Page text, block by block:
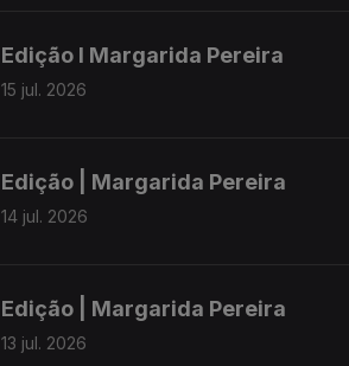
Edição I Margarida Pereira
15 jul. 2026
Edição | Margarida Pereira
14 jul. 2026
Edição | Margarida Pereira
13 jul. 2026